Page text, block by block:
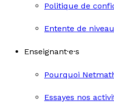
Politique de
Entente de
Enseignant·e·s
Pourquoi
Essayes nos